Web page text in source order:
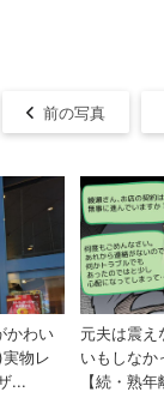
前の写真